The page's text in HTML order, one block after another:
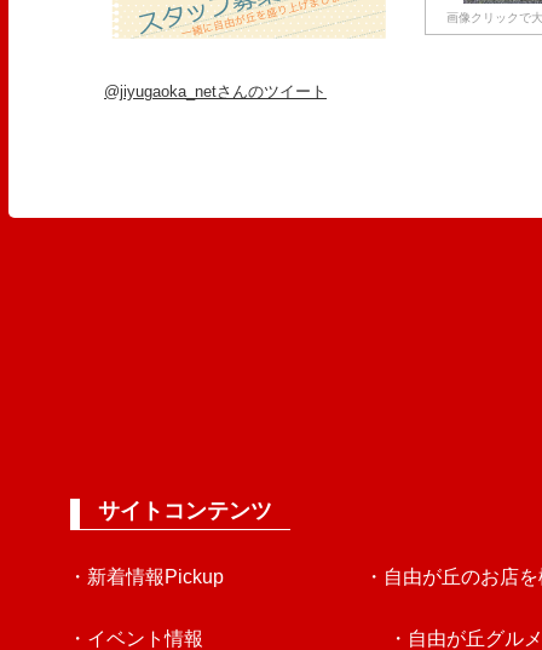
画像クリックで
@jiyugaoka_netさんのツイート
サイトコンテンツ
・新着情報Pickup
・イベント情報
・自由が丘のお店
・自由が丘グルメ